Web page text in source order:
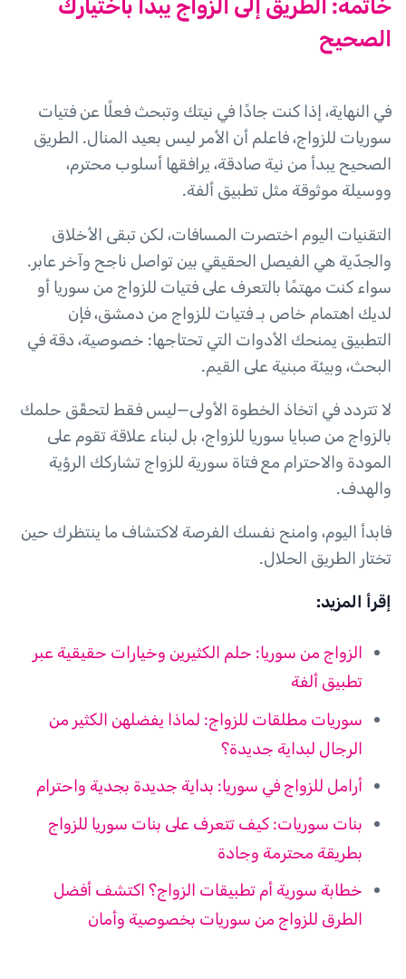
خاتمة: الطريق إلى الزواج يبدأ باختيارك
الصحيح
في النهاية، إذا كنت جادًا في نيتك وتبحث فعلًا عن فتيات
سوريات للزواج، فاعلم أن الأمر ليس بعيد المنال. الطريق
الصحيح يبدأ من نية صادقة، يرافقها أسلوب محترم،
ووسيلة موثوقة مثل تطبيق ألفة.
التقنيات اليوم اختصرت المسافات، لكن تبقى الأخلاق
والجدّية هي الفيصل الحقيقي بين تواصل ناجح وآخر عابر.
سواء كنت مهتمًا بالتعرف على فتيات للزواج من سوريا أو
لديك اهتمام خاص بـ فتيات للزواج من دمشق، فإن
التطبيق يمنحك الأدوات التي تحتاجها: خصوصية، دقة في
البحث، وبيئة مبنية على القيم.
لا تتردد في اتخاذ الخطوة الأولى—ليس فقط لتحقّق حلمك
بالزواج من صبايا سوريا للزواج، بل لبناء علاقة تقوم على
المودة والاحترام مع فتاة سورية للزواج تشاركك الرؤية
والهدف.
فابدأ اليوم، وامنح نفسك الفرصة لاكتشاف ما ينتظرك حين
تختار الطريق الحلال.
إقرأ المزيد:
الزواج من سوريا: حلم الكثيرين وخيارات حقيقية عبر
تطبيق ألفة
سوريات مطلقات للزواج: لماذا يفضلهن الكثير من
الرجال لبداية جديدة؟
أرامل للزواج في سوريا: بداية جديدة بجدية واحترام
بنات سوريات: كيف تتعرف على بنات سوريا للزواج
بطريقة محترمة وجادة
خطابة سورية أم تطبيقات الزواج؟ اكتشف أفضل
الطرق للزواج من سوريات بخصوصية وأمان